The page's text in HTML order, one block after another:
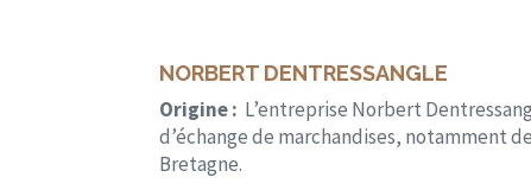
NORBERT DENTRESSANGLE
Origine : L’entreprise Norbert
d’échange de marchandises, notamment
Bretagne.